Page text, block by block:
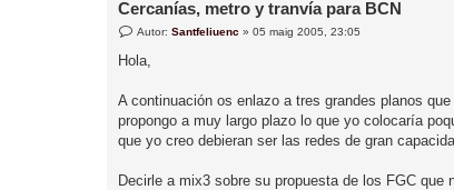
Cercanías, metro y tranvía para BCN
E
t
r
d
a
Autor:Santfeliuenc »05 maig 2005, 23:05
Hola,
A continuación os enlazo a tres grandes planos
propongo a muy largo plazo lo que yo colocaría
que yo creo debieran ser las redes de gran
Decirle a mix3 sobre su propuesta de los FGC